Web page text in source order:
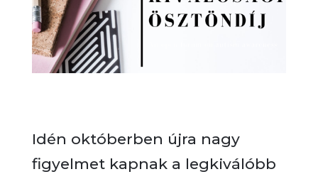
Idén októberben újra nagy
figyelmet kapnak a legkiválóbb